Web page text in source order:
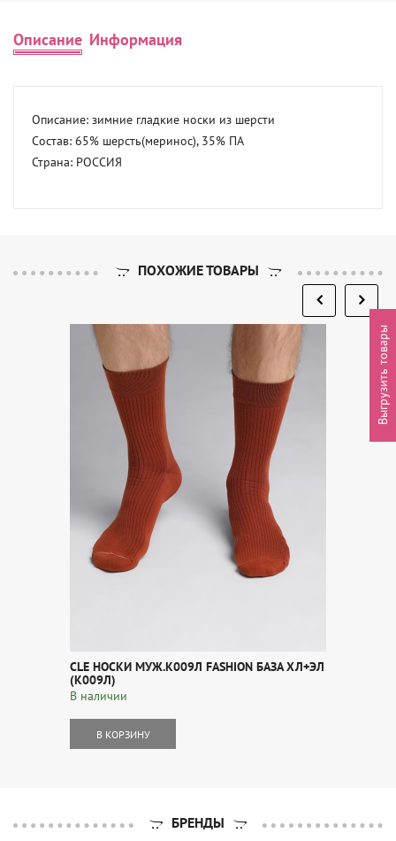
Описание Информация
Описание: зимние гладкие носки из шерсти
Состав: 65% шерсть(меринос), 35% ПА
Страна: РОССИЯ
ПОХОЖИЕ ТОВАРЫ
CLE НОСКИ МУЖ.К009Л FASHION БАЗА ХЛ+ЭЛ
(К009Л)
В наличии
В КОРЗИНУ
БРЕНДЫ
Выгрузить товары